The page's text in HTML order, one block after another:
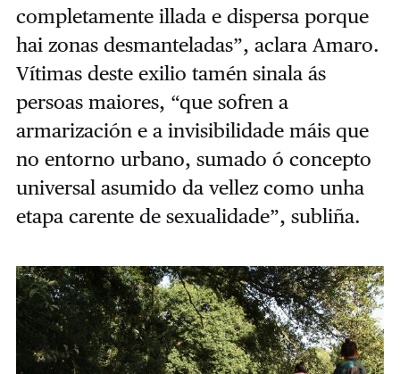
completamente illada e dispersa porque
hai zonas desmanteladas”, aclara Amaro.
Vítimas deste exilio tamén sinala ás
persoas maiores, “que sofren a
armarización e a invisibilidade máis que
no entorno urbano, sumado ó concepto
universal asumido da vellez como unha
etapa carente de sexualidade”, subliña.